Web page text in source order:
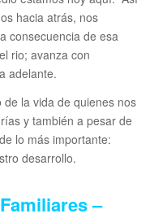
hacia atrás, nos
consecuencia de esa
rio; avanza con
adelante.
la vida de quienes nos
y también a pesar de
lo más importante:
desarrollo.
–